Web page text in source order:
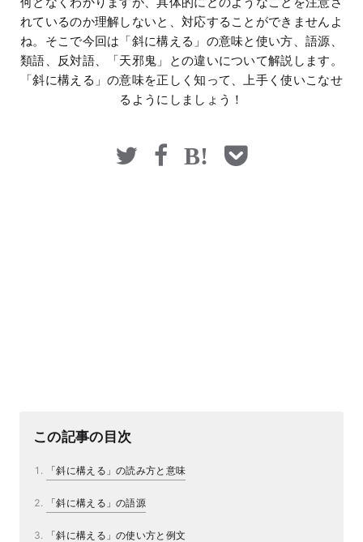
れているのか理解しないと、対応することができませんよ
ね。そこで今回は「斜に構える」の意味と使い方、語源、
類語、反対語、「天邪鬼」との違いについて解説します。
「斜に構える」の意味を正しく知って、上手く使いこなせ
るようにしましょう！
この記事の目次
「斜に構える」の読み方と意味
「斜に構える」の語源
「斜に構える」の使い方と例文